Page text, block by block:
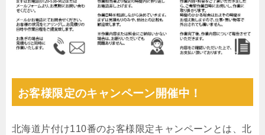
お客様限定のキャンペーン開催中！
北海道片付け110番のお客様限定キャンペーンとは、北